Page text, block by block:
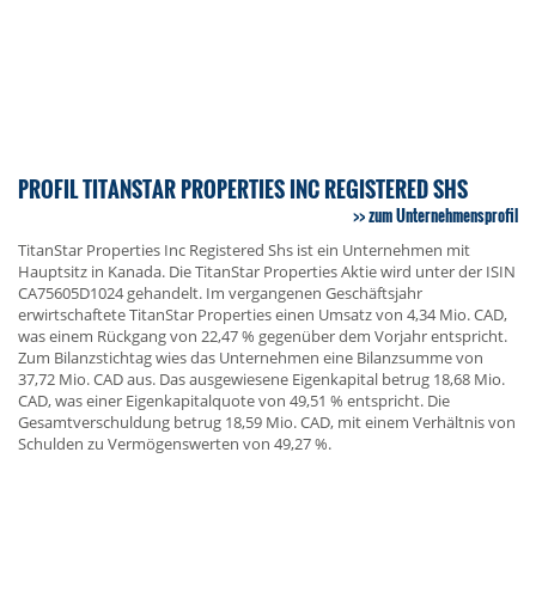
PROFIL TITANSTAR PROPERTIES INC REGISTERED SHS
zum Unternehmensprofil
TitanStar Properties Inc Registered Shs ist ein Unternehmen mit
Hauptsitz in Kanada. Die TitanStar Properties Aktie wird unter der ISIN
CA75605D1024 gehandelt. Im vergangenen Geschäftsjahr
erwirtschaftete TitanStar Properties einen Umsatz von 4,34 Mio. CAD,
was einem Rückgang von 22,47 % gegenüber dem Vorjahr entspricht.
Zum Bilanzstichtag wies das Unternehmen eine Bilanzsumme von
37,72 Mio. CAD aus. Das ausgewiesene Eigenkapital betrug 18,68 Mio.
CAD, was einer Eigenkapitalquote von 49,51 % entspricht. Die
Gesamtverschuldung betrug 18,59 Mio. CAD, mit einem Verhältnis von
Schulden zu Vermögenswerten von 49,27 %.